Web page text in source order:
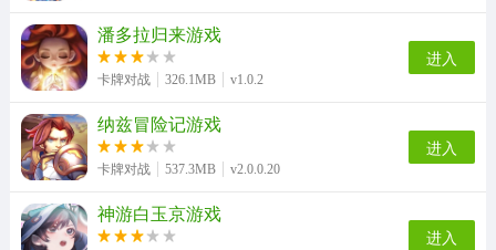
潘多拉归来游戏
卡牌对战 326.1MB v1.0.2
进入
纳兹冒险记游戏
卡牌对战 537.3MB v2.0.0.20
进入
神游白玉京游戏
进入